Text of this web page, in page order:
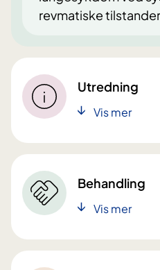
revmatiske tilstander
Utredning
Vis mer
Behandling
Vis mer